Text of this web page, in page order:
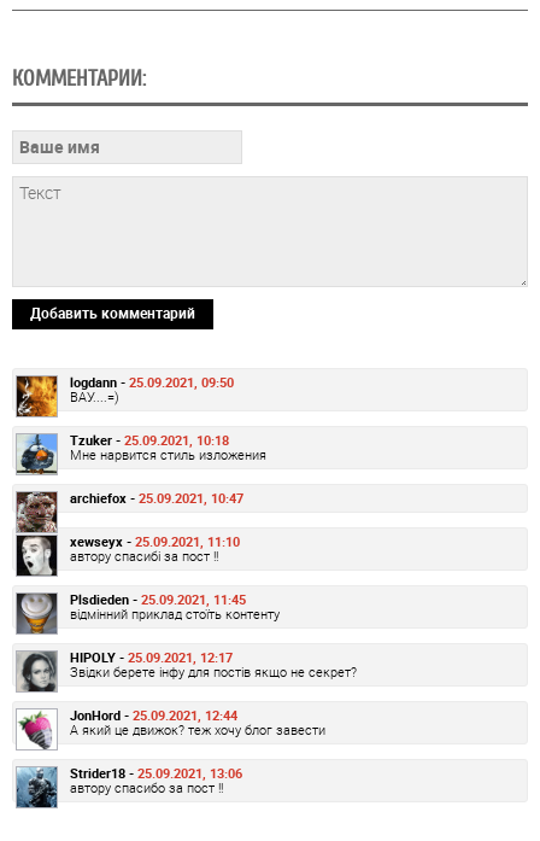
КОММЕНТАРИИ:
Добавить комментарий
logdann - 25.09.2021, 09:50
ВАУ....=)
Tzuker - 25.09.2021, 10:18
Мне нарвится стиль изложения
archiefox - 25.09.2021, 10:47
xewseyx - 25.09.2021, 11:10
автору спасибі за пост !!
Plsdieden - 25.09.2021, 11:45
відмінний приклад стоїть контенту
HIPOLY - 25.09.2021, 12:17
Звідки берете інфу для постів якщо не секрет?
JonHord - 25.09.2021, 12:44
А який це движок? теж хочу блог завести
Strider18 - 25.09.2021, 13:06
автору спасибо за пост !!